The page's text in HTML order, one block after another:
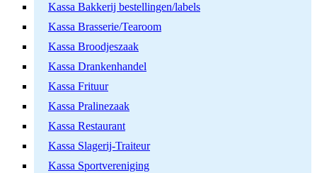
Kassa Bakkerij bestellingen/labels
Kassa Brasserie/Tearoom
Kassa Broodjeszaak
Kassa Drankenhandel
Kassa Frituur
Kassa Pralinezaak
Kassa Restaurant
Kassa Slagerij-Traiteur
Kassa Sportvereniging